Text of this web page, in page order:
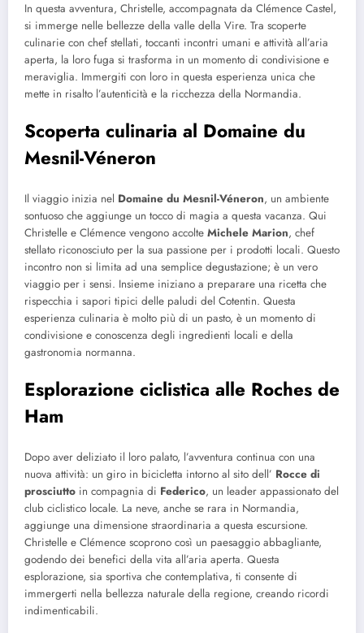
In questa avventura, Christelle, accompagnata da Clémence Castel,
si immerge nelle bellezze della valle della Vire. Tra scoperte
culinarie con chef stellati, toccanti incontri umani e attività all’aria
aperta, la loro fuga si trasforma in un momento di condivisione e
meraviglia. Immergiti con loro in questa esperienza unica che
mette in risalto l’autenticità e la ricchezza della Normandia.
Scoperta culinaria al Domaine du
Mesnil-Véneron
Il viaggio inizia nel Domaine du Mesnil-Véneron, un ambiente
sontuoso che aggiunge un tocco di magia a questa vacanza. Qui
Christelle e Clémence vengono accolte Michele Marion, chef
stellato riconosciuto per la sua passione per i prodotti locali. Questo
incontro non si limita ad una semplice degustazione; è un vero
viaggio per i sensi. Insieme iniziano a preparare una ricetta che
rispecchia i sapori tipici delle paludi del Cotentin. Questa
esperienza culinaria è molto più di un pasto, è un momento di
condivisione e conoscenza degli ingredienti locali e della
gastronomia normanna.
Esplorazione ciclistica alle Roches de
Ham
Dopo aver deliziato il loro palato, l’avventura continua con una
nuova attività: un giro in bicicletta intorno al sito dell’ Rocce di
prosciutto in compagnia di Federico, un leader appassionato del
club ciclistico locale. La neve, anche se rara in Normandia,
aggiunge una dimensione straordinaria a questa escursione.
Christelle e Clémence scoprono così un paesaggio abbagliante,
godendo dei benefici della vita all’aria aperta. Questa
esplorazione, sia sportiva che contemplativa, ti consente di
immergerti nella bellezza naturale della regione, creando ricordi
indimenticabili.